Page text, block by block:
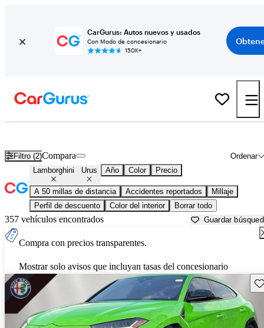
CarGurus: Autos nuevos y usados
Con Modo de concesionario
150K+
Filtro (2) Ordenar
Compara
Lamborghini Urus Año Color Precio
A 50 millas de distancia Accidentes reportados
Millaje
Perfil de descuento
Color del interior Borrar todo
357 vehículos encontrados Guardar
Compra con precios transparentes.
Mostrar solo avisos que incluyan tasas del concesionario